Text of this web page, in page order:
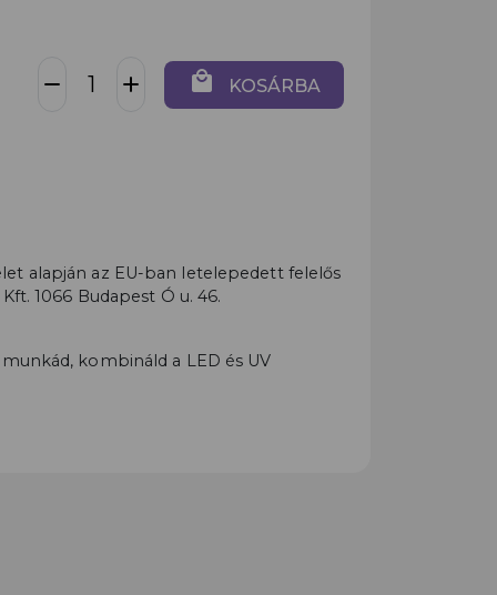
remove add local_mall KOSÁRBA
alapján az EU-ban letelepedett felelős
1066 Budapest Ó u. 46.
kombináld a LED és UV